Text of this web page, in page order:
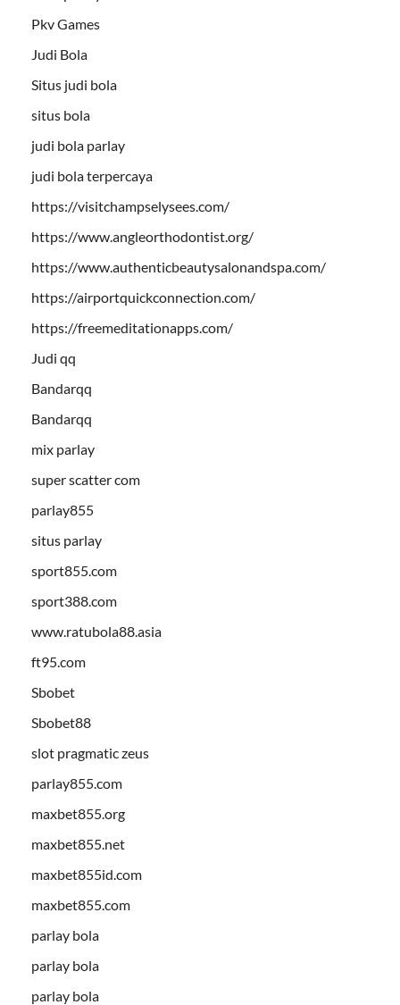
Pkv Games
Judi Bola
Situs judi bola
situs bola
judi bola parlay
judi bola terpercaya
https://visitchampselysees.com/
https://www.angleorthodontist.org/
https://www.authenticbeautysalonandspa.com/
https://airportquickconnection.com/
https://freemeditationapps.com/
Judi qq
Bandarqq
Bandarqq
mix parlay
super scatter com
parlay855
situs parlay
sport855.com
sport388.com
www.ratubola88.asia
ft95.com
Sbobet
Sbobet88
slot pragmatic zeus
parlay855.com
maxbet855.org
maxbet855.net
maxbet855id.com
maxbet855.com
parlay bola
parlay bola
parlay bola